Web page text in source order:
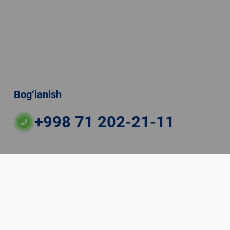
Bog‘lanish
+998 71 202-21-11